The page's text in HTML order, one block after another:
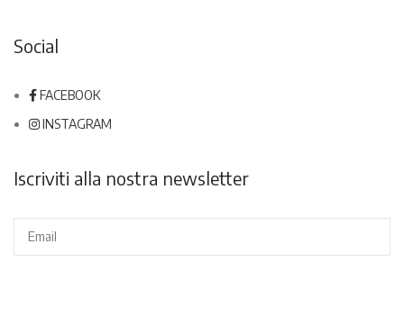
Social
FACEBOOK
INSTAGRAM
Iscriviti alla nostra newsletter